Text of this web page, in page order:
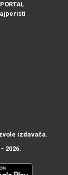
izdavača.
- 2026.